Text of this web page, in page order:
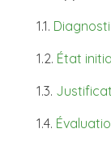
1.1.
1.2. État
1.3.
1.4.